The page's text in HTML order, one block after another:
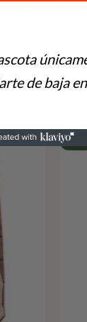
-17%
de baja